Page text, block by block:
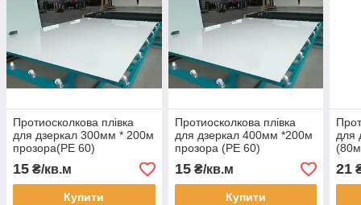
Протиосколкова плівка
для дзеркал 300мм * 200м
прозора(РЕ 60)
15 ₴/кв.м
Купити
Протиосколкова плівка
для дзеркал 400мм *200м
прозора (РЕ 60)
15₴/кв.м
Купити
для
21